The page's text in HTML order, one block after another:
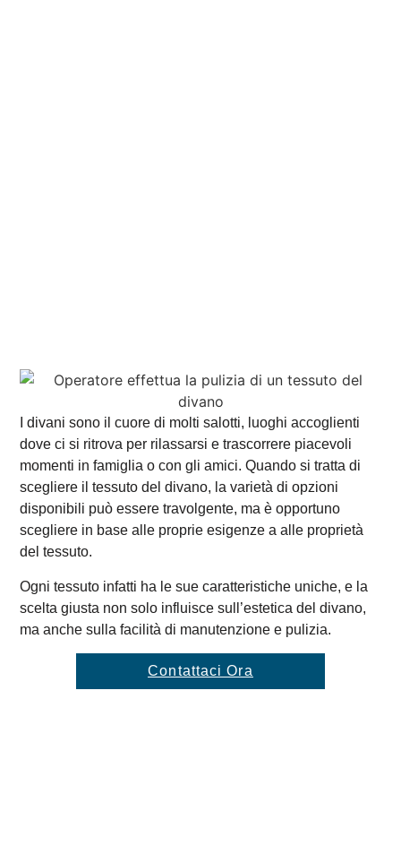
I divani sono il cuore di molti salotti, luoghi accoglienti
dove ci si ritrova per rilassarsi e trascorrere piacevoli
momenti in famiglia o con gli amici. Quando si tratta di
scegliere il tessuto del divano, la varietà di opzioni
disponibili può essere travolgente, ma è opportuno
scegliere in base alle proprie esigenze a alle proprietà
del tessuto.
Ogni tessuto infatti ha le sue caratteristiche uniche, e la
scelta giusta non solo influisce sull’estetica del divano,
ma anche sulla facilità di manutenzione e pulizia.
Contattaci Ora